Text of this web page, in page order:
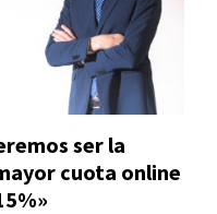
ser la
cuota online